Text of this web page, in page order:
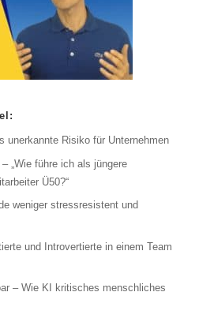
unerkannte Risiko für Unternehmen
„Wie führe ich als jüngere
Ü50?“
weniger stressresistent und
und Introvertierte in einem Team
– Wie KI kritisches menschliches